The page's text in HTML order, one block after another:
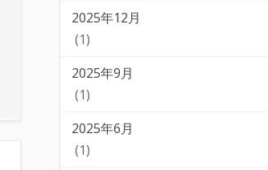
2025年12月
(1)
2025年9月
(1)
2025年6月
(1)